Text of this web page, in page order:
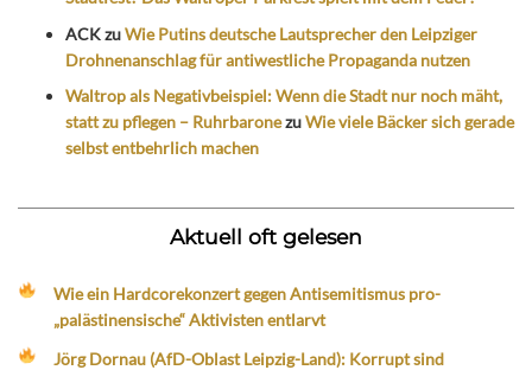
ACKzuWie Putins deutsche Lautsprecher den Leipziger
Drohnenanschlag für antiwestliche Propaganda nutzen
Waltrop als Negativbeispiel: Wenn die Stadt nur noch mäht,
statt zu pflegen – RuhrbaronezuWie viele Bäcker sich gerade
selbst entbehrlich machen
Aktuell oft gelesen
Wie ein Hardcorekonzert gegen Antisemitismus pro-
„palästinensische“ Aktivisten entlarvt
Jörg Dornau (AfD-Oblast Leipzig-Land): Korrupt sind